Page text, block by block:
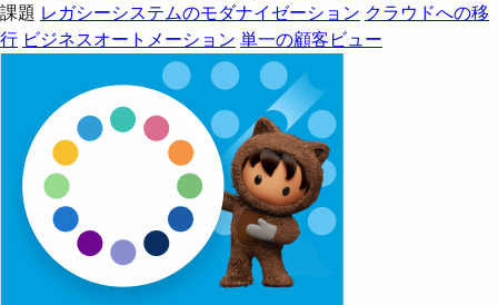
課題 レガシーシステムのモダナイゼーション クラウドへの移
行 ビジネスオートメーション 単一の顧客ビュー